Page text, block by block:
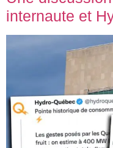
internaute et